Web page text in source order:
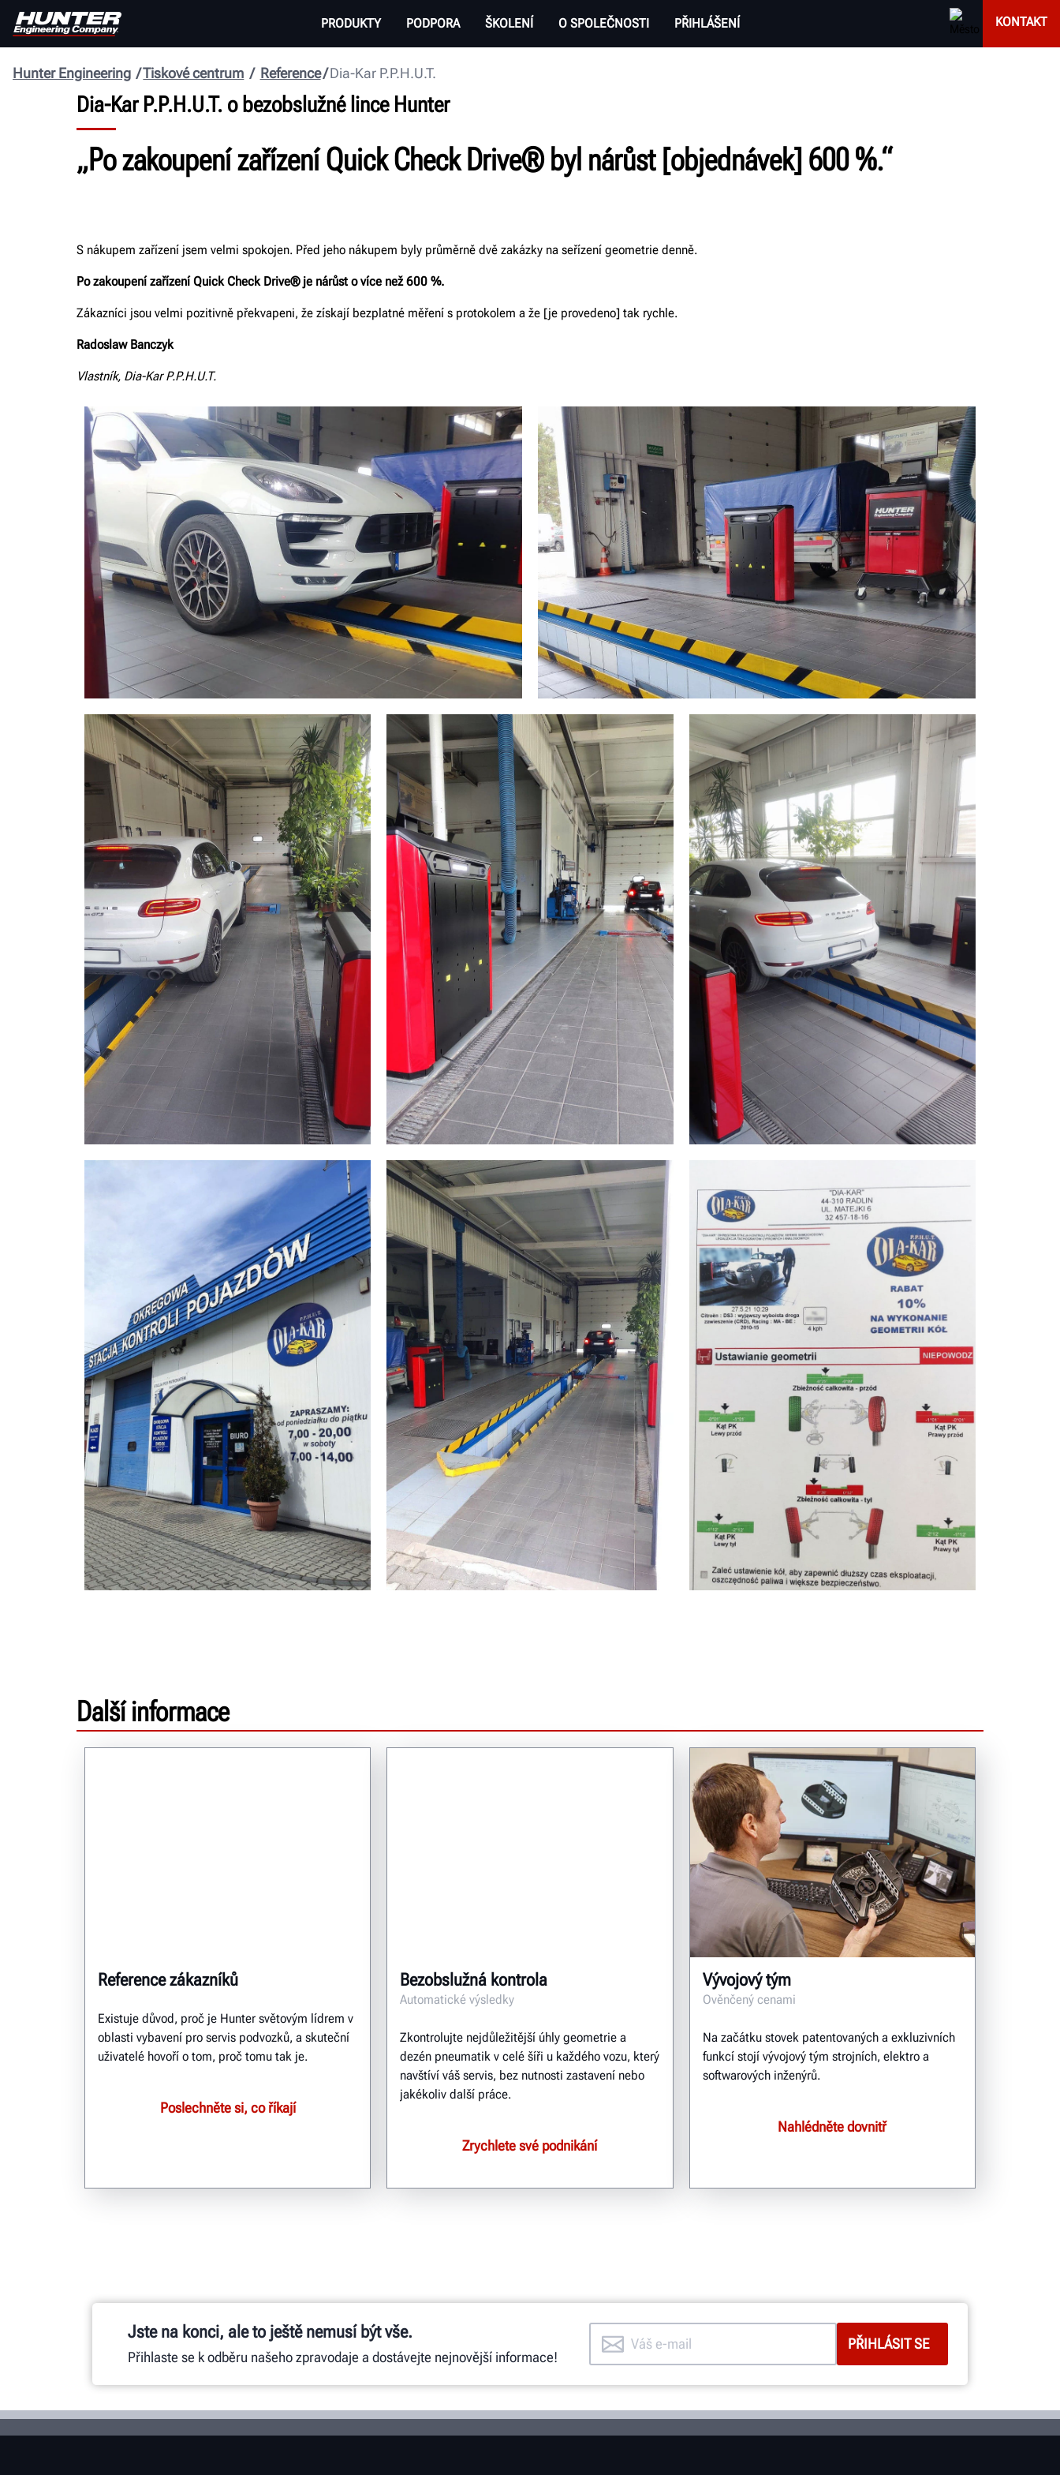
PRODUKTY PODPORA ŠKOLENÍ O SPOLEČNOSTI PŘIHLÁŠENÍ KONTAKT
Dia-Kar P.P.H.U.T.
Reference
Tiskové centrum
Hunter Engineering
Dia-Kar P.P.H.U.T. o bezobslužné lince Hunter
„Po zakoupení zařízení Quick Check Drive® byl nárůst [objednávek] 600 %.“
S nákupem zařízení jsem velmi spokojen. Před jeho nákupem byly průměrně dvě zakázky na seřízení geometrie denně.
Po zakoupení zařízení Quick Check Drive® je nárůst o více než 600 %.
Zákazníci jsou velmi pozitivně překvapeni, že získají bezplatné měření s protokolem a že [je provedeno] tak rychle.
Radoslaw Banczyk
Vlastník, Dia-Kar P.P.H.U.T.
Další informace
Reference zákazníků
Existuje důvod, proč je Hunter světovým lídrem v
oblasti vybavení pro servis podvozků, a skuteční
uživatelé hovoří o tom, proč tomu tak je.
Poslechněte si, co říkají
Bezobslužná kontrola
Automatické výsledky
Zkontrolujte nejdůležitější úhly geometrie a
dezén pneumatik v celé šíři u každého vozu, který
navštíví váš servis, bez nutnosti zastavení nebo
jakékoliv další práce.
Zrychlete své podnikání
Vývojový tým
Ověnčený cenami
Na začátku stovek patentovaných a exkluzivních
funkcí stojí vývojový tým strojních, elektro a
softwarových inženýrů.
Nahlédněte dovnitř
Jste na konci, ale to ještě nemusí být vše.
Přihlaste se k odběru našeho zpravodaje a dostávejte nejnovější informace!